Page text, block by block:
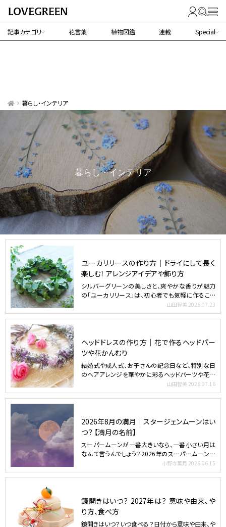
記事カテゴリ 花言葉 植物図鑑 連載 Special
暮らし・インテリア
暮らし・インテリア
ユーカリリースの作り方｜ドライにして長く
楽しむ！ アレンジアイデアや飾り方
シルバーグリーンの美しさと、爽やかな香りが魅力
の「ユーカリリース」は、初心者でも気軽に作ること
山田智美 2026.07.23
ヘッドドレスの作り方｜花で作るヘッドパー
ツや花かんむり
結婚式や成人式、お子さんの記念日など、特別な日
のヘアアレンジを華やかに彩るヘッドパーツや花か
山田智美 2026.07.16
2026年8月の満月｜スタージェンムーンはい
つ？ 【満月の名前】
スーパームーンが一番大きいなら、一番小さい月は
なんて言うんでしょう？2026年のスーパームーンは
小野寺葉月 2026.06.15
鏡開きはいつ？ 2027年は？ 意味や由来、や
り方、食べ方
鏡開きはいつ？いつ食べる？日付から意味や由来、や